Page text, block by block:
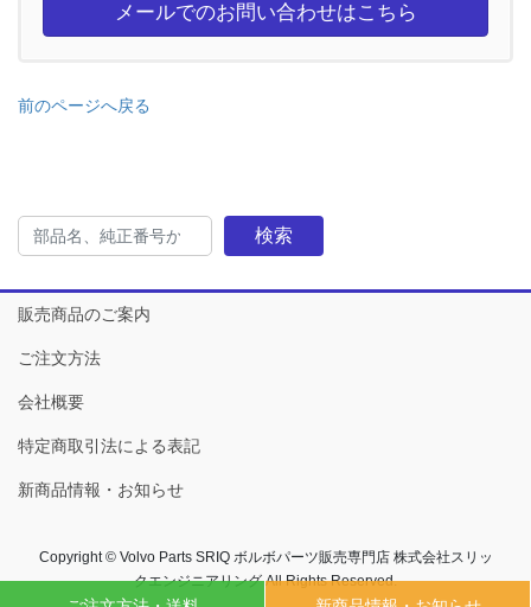
メールでのお問い合わせはこちら
前のページへ戻る
検索
販売商品のご案内
ご注文方法
会社概要
特定商取引法による表記
新商品情報・お知らせ
Copyright © Volvo Parts SRIQ ボルボパーツ販売専門店 株式会社スリッ
クエンジニアリング All Rights Reserved.